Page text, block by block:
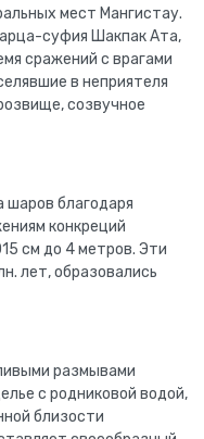
мест Мангистау.
суфия Шакпак Ата,
сражений с врагами
в неприятеля
созвучное
шаров благодаря
конкреций
см до 4 метров. Эти
лет, образовались
размывами
с родниковой водой,
близости